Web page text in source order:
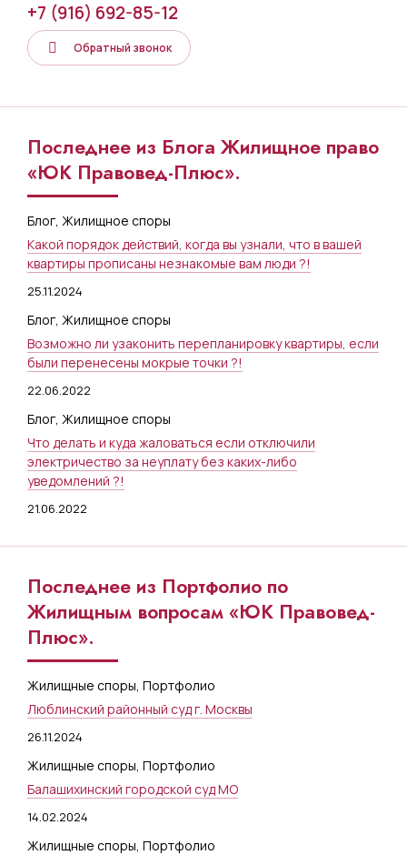
+7 (916) 692-85-12
Обратный звонок
Последнее из Блога Жилищное право
«ЮК Правовед-Плюс».
Блог, Жилищное споры
Какой порядок действий, когда вы узнали, что в вашей
квартиры прописаны незнакомые вам люди ?!
25.11.2024
Блог, Жилищное споры
Возможно ли узаконить перепланировку квартиры, если
были перенесены мокрые точки ?!
22.06.2022
Блог, Жилищное споры
Что делать и куда жаловаться если отключили
электричество за неуплату без каких-либо
уведомлений ?!
21.06.2022
Последнее из Портфолио по
Жилищным вопросам «ЮК Правовед-
Плюс».
Жилищные споры, Портфолио
Люблинский районный суд г. Москвы
26.11.2024
Жилищные споры, Портфолио
Балашихинский городской суд МО
14.02.2024
Жилищные споры, Портфолио